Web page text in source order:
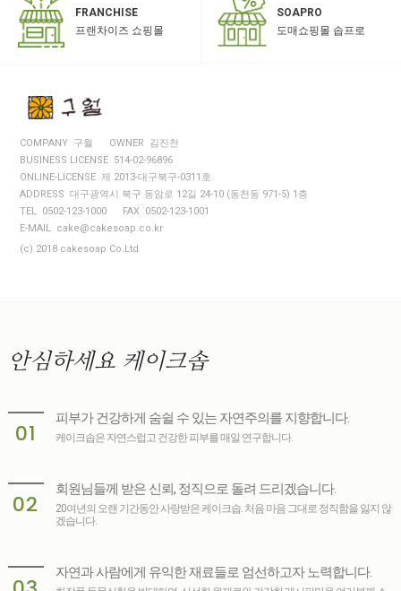
FRANCHISE
프랜차이즈 쇼핑몰
SOAPRO
도매쇼핑몰 솝프로
COMPANY 구월
OWNER 김진천
BUSINESS LICENSE 514-02-96896
ONLINE-LICENSE 제 2013-대구북구-0311호
ADDRESS 대구광역시 북구 동암로 12길 24-10 (동천동 971-5) 1층
TEL 0502-123-1000
FAX 0502-123-1001
E-MAIL cake@cakesoap.co.kr
(c) 2018 cakesoap Co.Ltd
안심하세요 케이크솝
01
피부가 건강하게 숨쉴 수 있는 자연주의를 지향합니다.
케이크솝은 자연스럽고 건강한 피부를 매일 연구합니다.
02
회원님들께 받은 신뢰, 정직으로 돌려 드리겠습니다.
20여년의 오랜 기간동안 사랑받은 케이크솝. 처음 마음 그대로 정직함을 잃지 않
겠습니다.
자연과 사람에게 유익한 재료들로 엄선하고자 노력합니다.